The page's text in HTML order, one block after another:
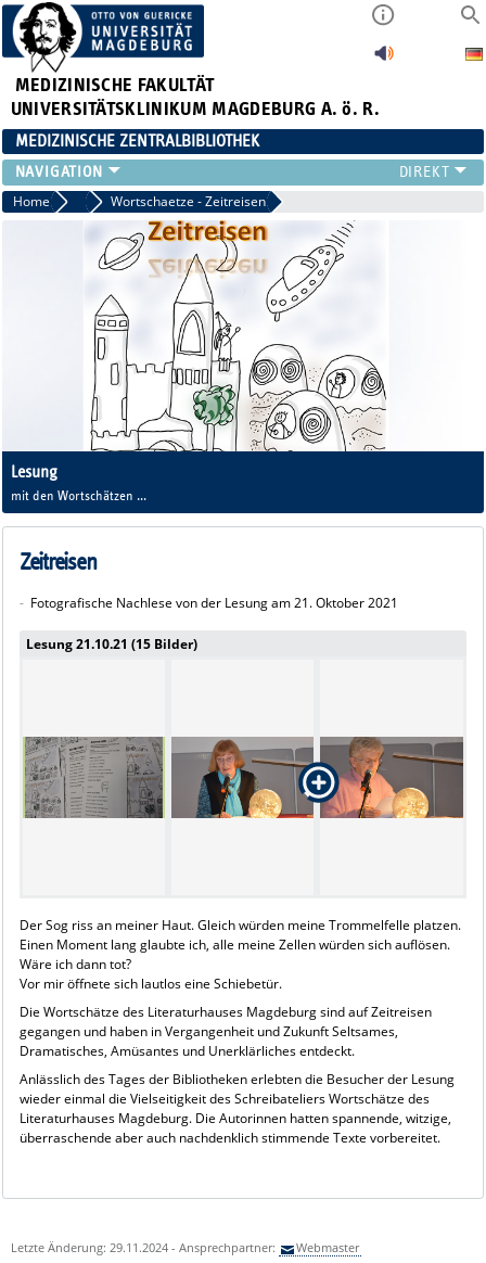
MEDIZINISCHE FAKULTÄT
UNIVERSITÄTSKLINIKUM MAGDEBURG A. ö. R.
MEDIZINISCHE ZENTRALBIBLIOTHEK
LITERATURSUCHE
INFORMATIONSKOMPETENZ
PUBLIZIEREN
Home 2021 Wortschaetze - Zeitreisen
Lesung
"Zeitreisen"
mit den Wortschätzen
am 21. Oktober 2021
Zeitreisen
- Fotografische Nachlese von der Lesung am 21. Oktober 2021
Lesung 21.10.21 (15 Bilder)
Der Sog riss an meiner Haut. Gleich würden meine Trommelfelle platzen.
Einen Moment lang glaubte ich, alle meine Zellen würden sich auflösen.
Wäre ich dann tot?
Vor mir öffnete sich lautlos eine Schiebetür.
Die Wortschätze des Literaturhauses Magdeburg sind auf Zeitreisen
gegangen und haben in Vergangenheit und Zukunft Seltsames,
Dramatisches, Amüsantes und Unerklärliches entdeckt.
Anlässlich des Tages der Bibliotheken erlebten die Besucher der Lesung
wieder einmal die Vielseitigkeit des Schreibateliers Wortschätze des
Literaturhauses Magdeburg. Die Autorinnen hatten spannende, witzige,
überraschende aber auch nachdenklich stimmende Texte vorbereitet.
Letzte Änderung: 29.11.2024 - Ansprechpartner: Webmaster